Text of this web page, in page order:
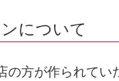
について
の方が作られて